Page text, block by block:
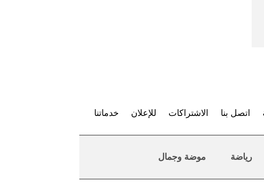
اتصل بنا الاشتراكات للإعلان خدماتنا
رياضة موضة وجمال